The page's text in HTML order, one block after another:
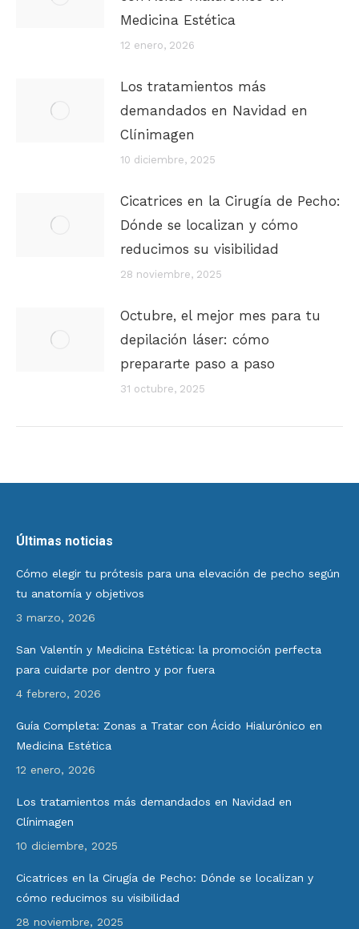
Medicina Estética
12 enero, 2026
Los tratamientos más
demandados en Navidad en
Clínimagen
10 diciembre, 2025
Cicatrices en la Cirugía de Pecho:
Dónde se localizan y cómo
reducimos su visibilidad
28 noviembre, 2025
Octubre, el mejor mes para tu
depilación láser: cómo
prepararte paso a paso
31 octubre, 2025
Últimas noticias
Cómo elegir tu prótesis para una elevación de pecho según
tu anatomía y objetivos
3 marzo, 2026
San Valentín y Medicina Estética: la promoción perfecta
para cuidarte por dentro y por fuera
4 febrero, 2026
Guía Completa: Zonas a Tratar con Ácido Hialurónico en
Medicina Estética
12 enero, 2026
Los tratamientos más demandados en Navidad en
Clínimagen
10 diciembre, 2025
Cicatrices en la Cirugía de Pecho: Dónde se localizan y
cómo reducimos su visibilidad
28 noviembre, 2025